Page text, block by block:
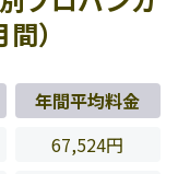
）
年間平均料金
67,524円